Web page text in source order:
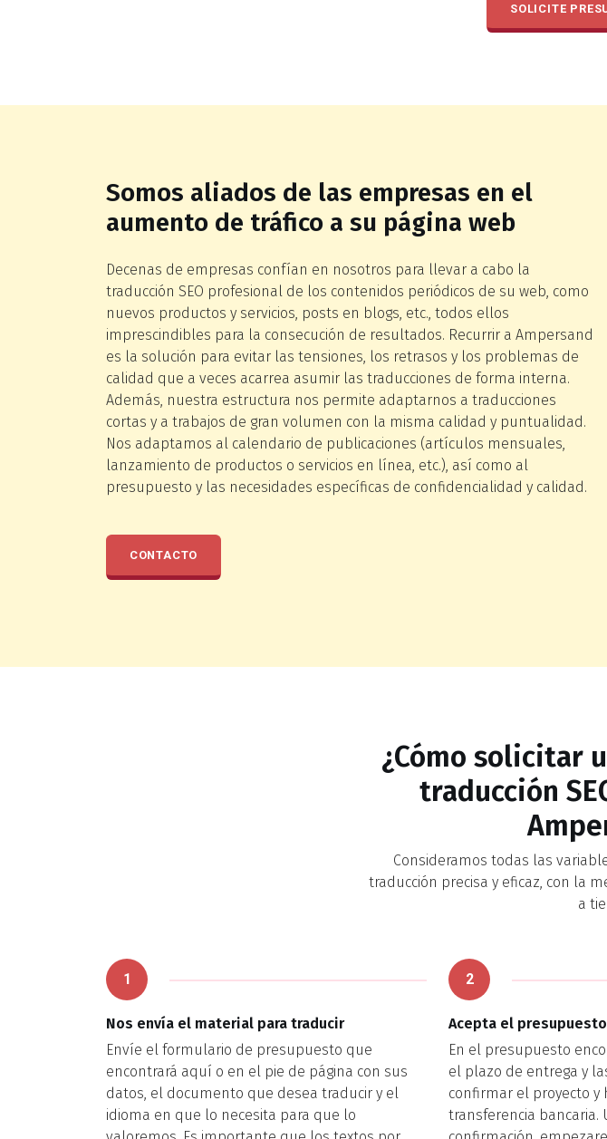
SOLICITE
Somos aliados de las empresas en el
aumento de tráfico a su página web
Decenas de empresas confían en nosotros para llevar a cabo la
traducción SEO profesional de los contenidos periódicos de su web, como
nuevos productos y servicios, posts en blogs, etc., todos ellos
imprescindibles para la consecución de resultados. Recurrir a Ampersand
es la solución para evitar las tensiones, los retrasos y los problemas de
calidad que a veces acarrea asumir las traducciones de forma interna.
Además, nuestra estructura nos permite adaptarnos a traducciones
cortas y a trabajos de gran volumen con la misma calidad y puntualidad.
Nos adaptamos al calendario de publicaciones (artículos mensuales,
lanzamiento de productos o servicios en línea, etc.), así como al
presupuesto y las necesidades específicas de confidencialidad y calidad.
CONTACTO
¿Cómo solicitar
traducción
Consideramos todas las
traducción precisa y eficaz, con la
a
1
Nos envía el material para traducir
Envíe el formulario de presupuesto que
encontrará aquí o en el pie de página con sus
datos, el documento que desea traducir y el
idioma en que lo necesita para que lo
2
Acepta el
En el presupuesto
el plazo de entrega y
confirmar el proyecto y
transferencia bancaria.